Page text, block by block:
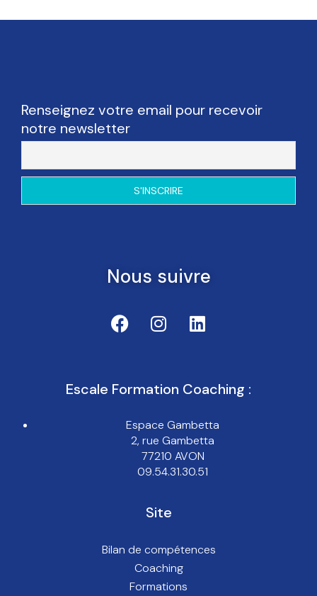
Renseignez votre email pour recevoir
notre newsletter
Nous suivre
Escale Formation Coaching :
Espace Gambetta
2, rue Gambetta
77210 AVON
09.54.31.30.51
Site
Bilan de compétences
Coaching
Formations